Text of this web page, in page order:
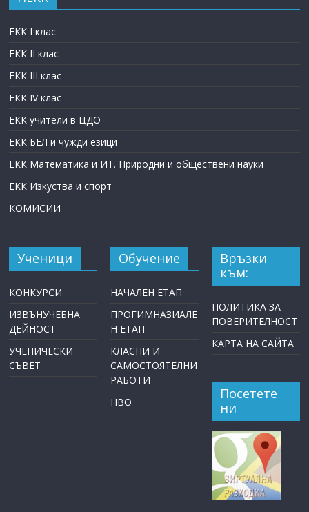
ЕКК I клас
ЕКК II клас
ЕКК III клас
ЕКК IV клас
ЕКК учители в ЦДО
ЕКК БЕЛ и чужди езици
ЕКК Математика и ИТ. Природни и обществени науки
ЕКК Изкуства и спорт
КОМИСИИ
Ученици
КОНКУРСИ
ИЗВЪНУЧЕБНА
ДЕЙНОСТ
УЧЕНИЧЕСКИ
СЪВЕТ
Обучение
НАЧАЛЕН ЕТАП
ПРОГИМНАЗИАЛЕ
Н ЕТАП
КЛАСНИ И
САМОСТОЯТЕЛНИ
РАБОТИ
НВО
Връзки
към:
ПОЛИТИКА ЗА
ПОВЕРИТЕЛНОСТ
КАРТА НА САЙТА
Посетете
ни